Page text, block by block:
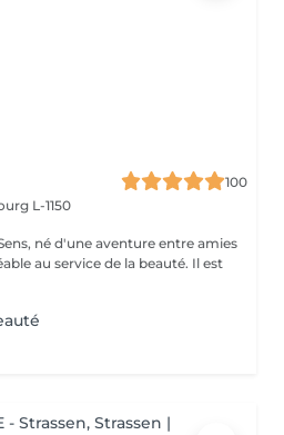
100
L-1150
né d'une aventure entre amies
au service de la beauté. Il est